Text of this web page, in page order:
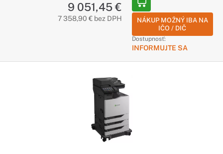
9 051,45 €
7 358,90 € bez DPH
NÁKUP MOŽNÝ IBA NA
IČO / DIČ
Dostupnosť:
INFORMUJTE SA